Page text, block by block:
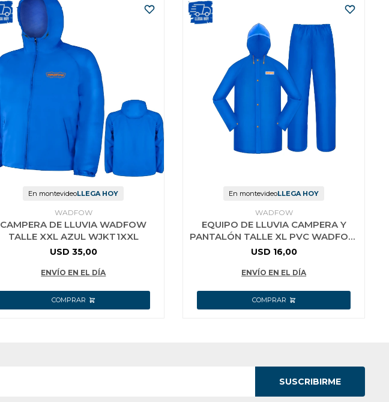
En montevideoLLEGA HOY
WADFOW
CAMPERA DE LLUVIA WADFOW
TALLE XXL AZUL WJKT1XXL
USD 35,00
ENVÍO EN EL DÍA
En montevideoLLEGA HOY
WADFOW
EQUIPO DE LLUVIA CAMPERA Y
PANTALÓN TALLE XL PVC WADFOW
WRC30XL
USD 16,00
ENVÍO EN EL DÍA
SUSCRIBIRME